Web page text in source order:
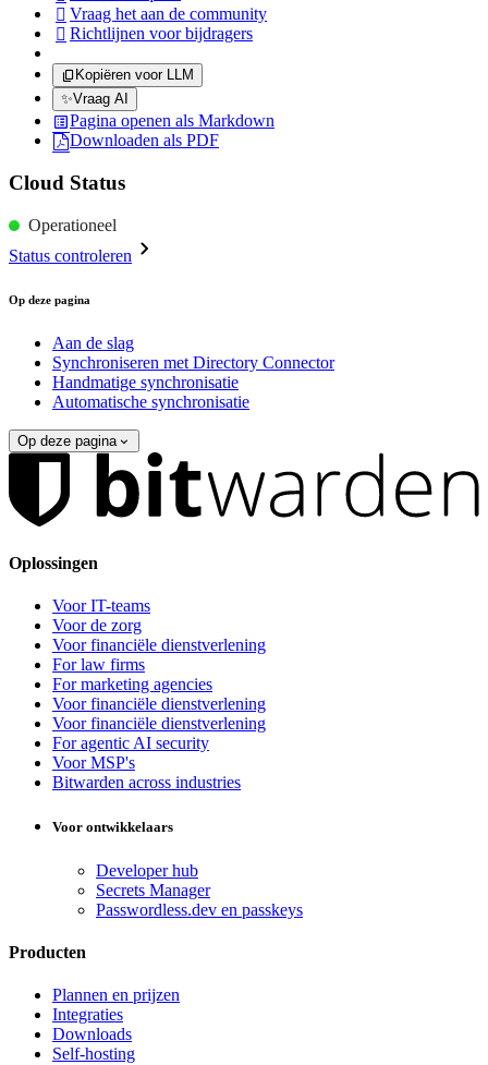
 Vraag het aan de community
 Richtlijnen voor bijdragers
Kopiëren voor LLM
✨Vraag AI
Pagina openen als Markdown
Downloaden als PDF
Cloud Status
Operationeel
Status controleren
Op deze pagina
Aan de slag
Synchroniseren met Directory Connector
Handmatige synchronisatie
Automatische synchronisatie
Op deze pagina
Oplossingen
Voor IT-teams
Voor de zorg
Voor financiële dienstverlening
For law firms
For marketing agencies
Voor financiële dienstverlening
Voor financiële dienstverlening
For agentic AI security
Voor MSP's
Bitwarden across industries
Voor ontwikkelaars
Developer hub
Secrets Manager
Passwordless.dev en passkeys
Producten
Plannen en prijzen
Integraties
Downloads
Self-hosting